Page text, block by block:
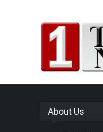
About Us